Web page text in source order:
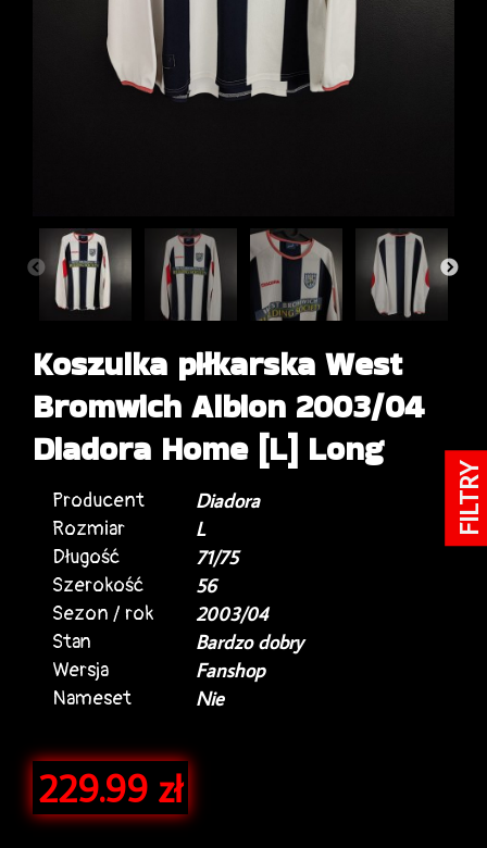
Koszulka piłkarska West
Bromwich Albion 2003/04
Diadora Home [L] Long
Producent
Diadora
Rozmiar
L
Długość
71/75
Szerokość
56
Sezon / rok
2003/04
Stan
Bardzo dobry
Wersja
Fanshop
Nameset
Nie
229.99 zł
FILTRY